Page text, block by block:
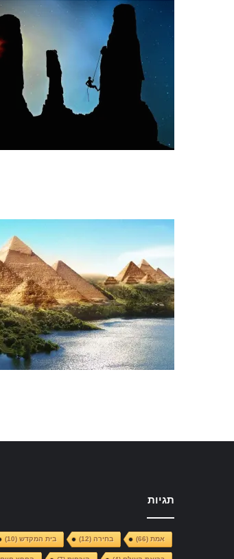
תגיות
אמת(66) בחירה(12) בית המקדש(10)